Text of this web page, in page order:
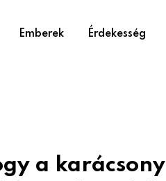
Emberek Érdekesség
a karácsony